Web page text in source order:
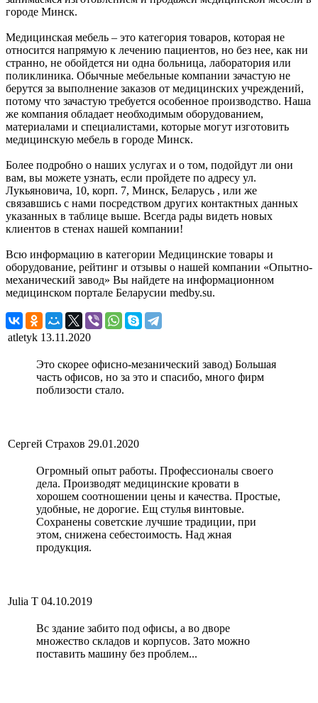
городе Минск.
Медицинская мебель – это категория товаров, которая не
относится напрямую к лечению пациентов, но без нее, как ни
странно, не обойдется ни одна больница, лаборатория или
поликлиника. Обычные мебельные компании зачастую не
берутся за выполнение заказов от медицинских учреждений,
потому что зачастую требуется особенное производство. Наша
же компания обладает необходимым оборудованием,
материалами и специалистами, которые могут изготовить
медицинскую мебель в городе Минск.
Более подробно о наших услугах и о том, подойдут ли они
вам, вы можете узнать, если пройдете по адресу ул.
Лукьяновича, 10, корп. 7, Минск, Беларусь , или же
связавшись с нами посредством других контактных данных
указанных в таблице выше. Всегда рады видеть новых
клиентов в стенах нашей компании!
Всю информацию в категории Медицинские товары и
оборудование, рейтинг и отзывы о нашей компании «Опытно-
механический завод» Вы найдете на информационном
медицинском портале Беларусии medby.su.
atletyk 13.11.2020
Это скорее офисно-мезанический завод) Большая
часть офисов, но за это и спасибо, много фирм
поблизости стало.
Сергей Страхов 29.01.2020
Огромный опыт работы. Профессионалы своего
дела. Производят медицинские кровати в
хорошем соотношении цены и качества. Простые,
удобные, не дорогие. Ещ стулья винтовые.
Сохранены советские лучшие традиции, при
этом, снижена себестоимость. Над жная
продукция.
Julia T 04.10.2019
Вс здание забито под офисы, а во дворе
множество складов и корпусов. Зато можно
поставить машину без проблем...